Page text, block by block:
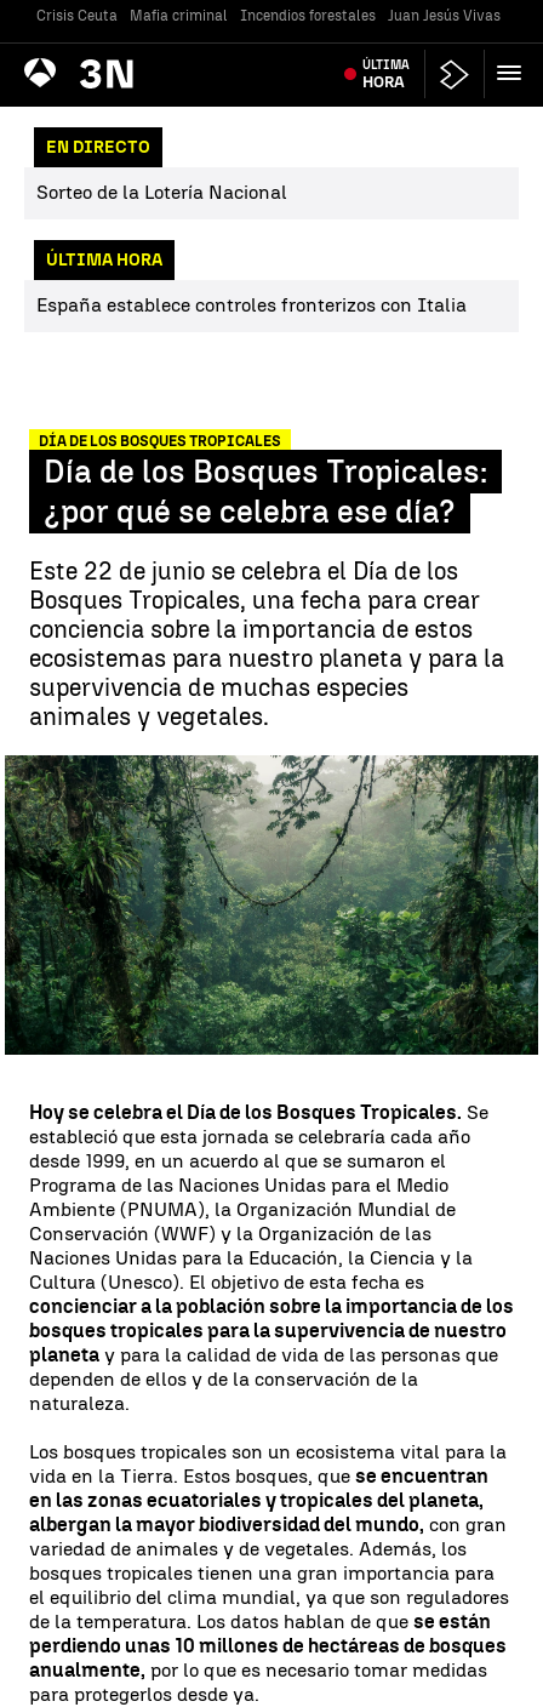
Crisis Ceuta Mafia criminal Incendios forestales Juan Jesús Vivas
Antena
3 Noticias ÚLTIMA
HORA
EN DIRECTO
Sorteo de la Lotería Nacional
ÚLTIMA HORA
España establece controles fronterizos con Italia
DÍA DE LOS BOSQUES TROPICALES
Día de los Bosques Tropicales:
¿por qué se celebra ese día?
Este 22 de junio se celebra el Día de los
Bosques Tropicales, una fecha para crear
conciencia sobre la importancia de estos
ecosistemas para nuestro planeta y para la
supervivencia de muchas especies
animales y vegetales.
Día de los Bosques Tropicales: ¿por qué se celebra ese día? |Istock
Antena 3 Noticias
Publicado:22 de junio de 2023, 06:33
WhatsappFacebook
X Linkedin
Hoy se celebra el Día de los Bosques Tropicales. Se
estableció que esta jornada se celebraría cada año
desde 1999, en un acuerdo al que se sumaron el
Programa de las Naciones Unidas para el Medio
Ambiente (PNUMA), la Organización Mundial de
Conservación (WWF) y la Organización de las
Naciones Unidas para la Educación, la Ciencia y la
Cultura (Unesco). El objetivo de esta fecha es
concienciar a la población sobre la importancia de los
bosques tropicales para la supervivencia de nuestro
planeta y para la calidad de vida de las personas que
dependen de ellos y de la conservación de la
naturaleza.
Los bosques tropicales son un ecosistema vital para la
vida en la Tierra. Estos bosques, que se encuentran
en las zonas ecuatoriales y tropicales del planeta,
albergan la mayor biodiversidad del mundo, con gran
variedad de animales y de vegetales. Además, los
bosques tropicales tienen una gran importancia para
el equilibrio del clima mundial, ya que son reguladores
de la temperatura. Los datos hablan de que se están
perdiendo unas 10 millones de hectáreas de bosques
anualmente, por lo que es necesario tomar medidas
para protegerlos desde ya.